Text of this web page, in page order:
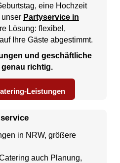
, eine Hochzeit
Partyservice in
Lösung: flexibel,
Ihre Gäste abgestimmt.
und geschäftliche
richtig.
Leistungen
in NRW, größere
auch Planung,